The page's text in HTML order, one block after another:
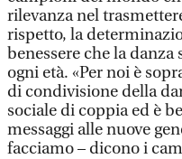
rilevanza nel
rispetto, la
benessere che la danza
ogni età. «Per noi è
di condivisione della
sociale di coppia ed è
messaggi alle nuove
facciamo – dicono i